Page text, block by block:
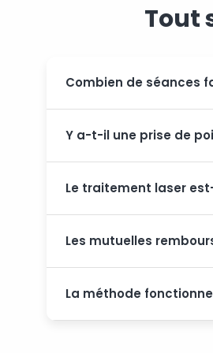
Tout
Combien de séances
Y a-t-il une prise de
Le traitement laser
Les mutuelles
La méthode